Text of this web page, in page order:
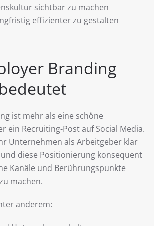
sichtbar zu machen
effizienter zu gestalten
Branding
ist mehr als eine schöne
ein Recruiting-Post auf Social Media.
Unternehmen als Arbeitgeber klar
diese Positionierung konsequent
Kanäle und Berührungspunkte
machen.
anderem: